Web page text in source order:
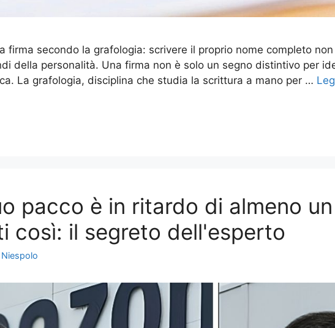
firma secondo la grafologia: scrivere il proprio nome completo
della personalità. Una firma non è solo un segno distintivo per
La grafologia, disciplina che studia la scrittura a mano per …
pacco è in ritardo di almeno
così: il segreto dell'esperto